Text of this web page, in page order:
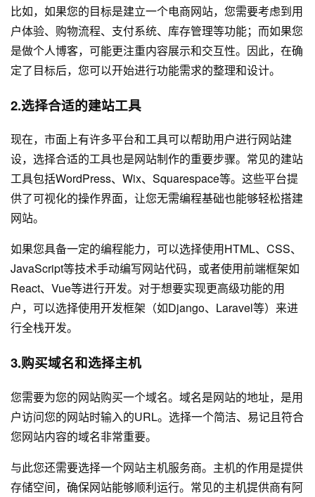
比如，如果您的目标是建立一个电商网站，您需要考虑到用
户体验、购物流程、支付系统、库存管理等功能；而如果您
是做个人博客，可能更注重内容展示和交互性。因此，在确
定了目标后，您可以开始进行功能需求的整理和设计。
2.选择合适的建站工具
现在，市面上有许多平台和工具可以帮助用户进行网站建
设，选择合适的工具也是网站制作的重要步骤。常见的建站
工具包括WordPress、Wix、Squarespace等。这些平台提
供了可视化的操作界面，让您无需编程基础也能够轻松搭建
网站。
如果您具备一定的编程能力，可以选择使用HTML、CSS、
JavaScript等技术手动编写网站代码，或者使用前端框架如
React、Vue等进行开发。对于想要实现更高级功能的用
户，可以选择使用开发框架（如Django、Laravel等）来进
行全栈开发。
3.购买域名和选择主机
您需要为您的网站购买一个域名。域名是网站的地址，是用
户访问您的网站时输入的URL。选择一个简洁、易记且符合
您网站内容的域名非常重要。
与此您还需要选择一个网站主机服务商。主机的作用是提供
存储空间，确保网站能够顺利运行。常见的主机提供商有阿